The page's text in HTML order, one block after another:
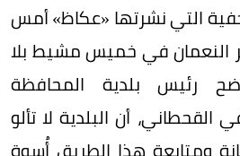
التي نشرتها «عكاظ» أمس
النعمان في خميس مشيط بلا
رئيس بلدية المحافظة
أن البلدية لا تألو